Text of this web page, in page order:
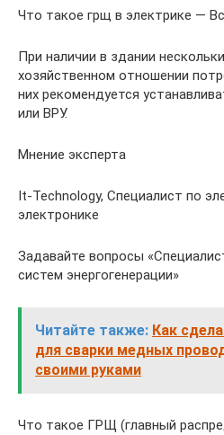
Что такое грщ в электрике —
При наличии в здании
хозяйственном отношении
них рекомендуется
или ВРУ.
Мнение эксперта
It-Technology, Cпециалист по
электронике
Задавайте вопросы
систем энергогенерации»
Читайте также: Как
для сварки медных
своими руками
Что такое ГРЩ (главный